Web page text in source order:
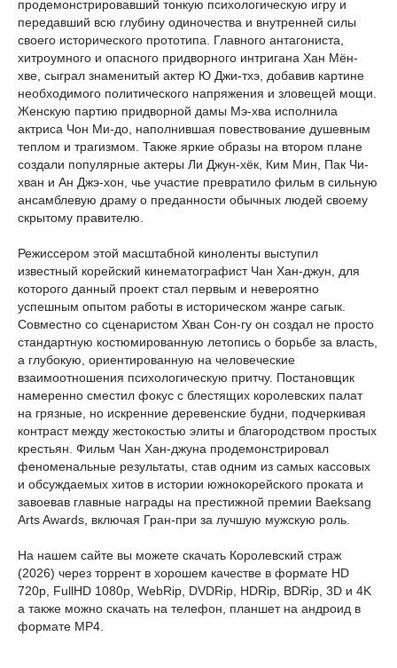
продемонстрировавший тонкую психологическую игру и
передавший всю глубину одиночества и внутренней силы
своего исторического прототипа. Главного антагониста,
хитроумного и опасного придворного интригана Хан Мён-
хве, сыграл знаменитый актер Ю Джи-тхэ, добавив картине
необходимого политического напряжения и зловещей мощи.
Женскую партию придворной дамы Мэ-хва исполнила
актриса Чон Ми-до, наполнившая повествование душевным
теплом и трагизмом. Также яркие образы на втором плане
создали популярные актеры Ли Джун-хёк, Ким Мин, Пак Чи-
хван и Ан Джэ-хон, чье участие превратило фильм в сильную
ансамблевую драму о преданности обычных людей своему
скрытому правителю.
Режиссером этой масштабной киноленты выступил
известный корейский кинематографист Чан Хан-джун, для
которого данный проект стал первым и невероятно
успешным опытом работы в историческом жанре сагык.
Совместно со сценаристом Хван Сон-гу он создал не просто
стандартную костюмированную летопись о борьбе за власть,
а глубокую, ориентированную на человеческие
взаимоотношения психологическую притчу. Постановщик
намеренно сместил фокус с блестящих королевских палат
на грязные, но искренние деревенские будни, подчеркивая
контраст между жестокостью элиты и благородством простых
крестьян. Фильм Чан Хан-джуна продемонстрировал
феноменальные результаты, став одним из самых кассовых
и обсуждаемых хитов в истории южнокорейского проката и
завоевав главные награды на престижной премии Baeksang
Arts Awards, включая Гран-при за лучшую мужскую роль.
На нашем сайте вы можете скачать Королевский страж
(2026) через торрент в хорошем качестве в формате HD
720p, FullHD 1080p, WebRip, DVDRip, HDRip, BDRip, 3D и 4K
а также можно скачать на телефон, планшет на андроид в
формате MP4.